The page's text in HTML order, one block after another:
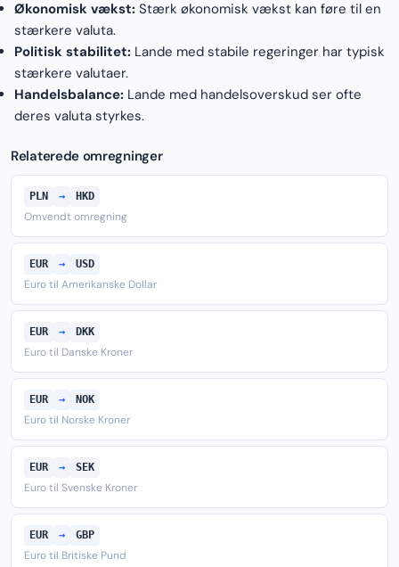
Økonomisk vækst: Stærk økonomisk vækst kan føre til en
stærkere valuta.
Politisk stabilitet: Lande med stabile regeringer har typisk
stærkere valutaer.
Handelsbalance: Lande med handelsoverskud ser ofte
deres valuta styrkes.
Relaterede omregninger
PLN → HKD
Omvendt omregning
EUR → USD
Euro til Amerikanske Dollar
EUR → DKK
Euro til Danske Kroner
EUR → NOK
Euro til Norske Kroner
EUR → SEK
Euro til Svenske Kroner
EUR → GBP
Euro til Britiske Pund